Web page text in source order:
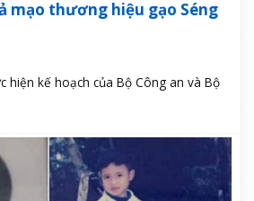
mạo thương hiệu gạo Séng
hiện kế hoạch của Bộ Công an và Bộ